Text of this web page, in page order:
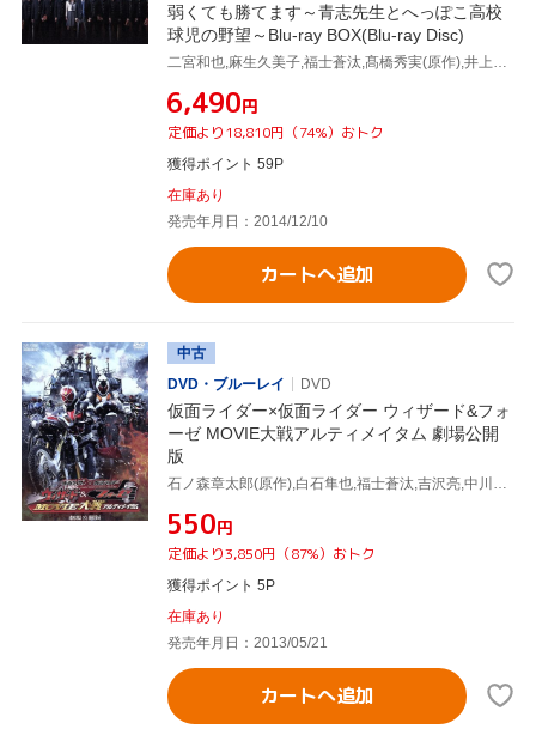
弱くても勝てます～青志先生とへっぽこ高校
球児の野望～Blu-ray BOX(Blu-ray Disc)
¥6,490円
定価より18,810円（74%）おトク
獲得ポイント 59P
在庫あり
発売年月日：2014/12/10
カートへ追加
中古
DVD・ブルーレイ
DVD
仮面ライダー×仮面ライダー ウィザード&フォ
ーゼ MOVIE大戦アルティメイタム 劇場公開
版
¥550円
定価より3,850円（87%）おトク
獲得ポイント 5P
在庫あり
発売年月日：2013/05/21
カートへ追加